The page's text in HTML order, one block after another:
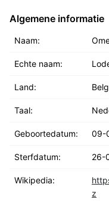
Algemene informatie
Naam:
Echte naam:
Land:
Taal:
Geboortedatum: 09-
Sterfdatum: 26-
Wikipedia:
z